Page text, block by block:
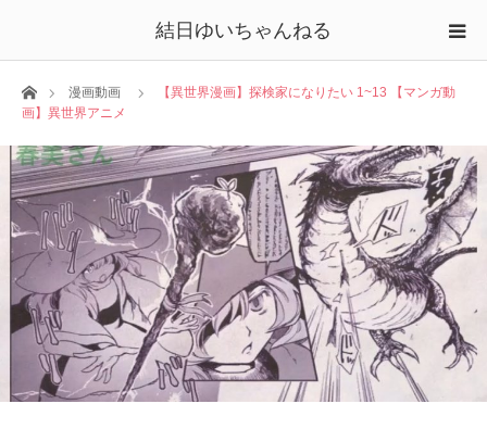
結日ゆいちゃんねる
ホーム漫画動画
【異世界漫画】探検家になりたい 1~13 【マンガ動
画】異世界アニメ